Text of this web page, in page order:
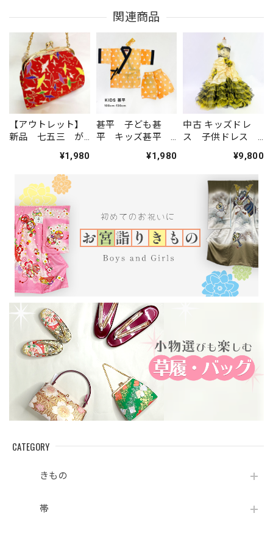
CATEGORY
きもの
帯
関連商品
【アウトレット】
新品 七五三 が
品 お子様用 鶴
柄 黄緑／赤 レ
ターパックプラス
発送 yu-08
¥1,980
甚平 子ども甚
平 キッズ甚平
色 100cm-
け 部屋着 パジ
ャマ 1445
¥1,980
中古 キッズドレ
ス 子供ドレス
撮影衣装 結婚
式 ステージドレ
スなどに KD-44
¥9,800